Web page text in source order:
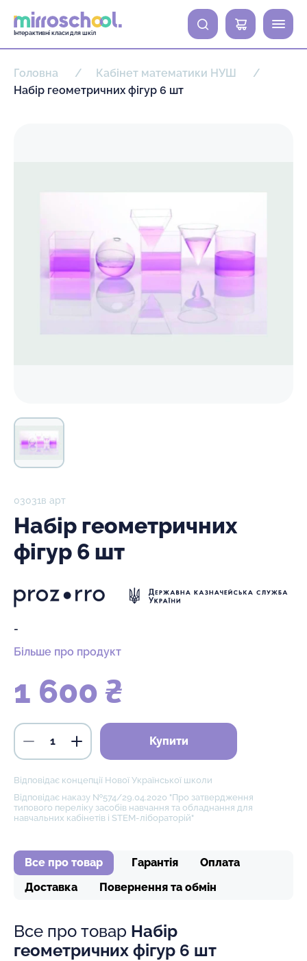
Інтерактивні класи для шкіл
0
Головна
Кабінет математики НУШ
Набір геометричних фігур 6 шт
03031в арт
Набір геометричних
фігур 6 шт
-
Більше про продукт
1 600 ₴
Купити
Відповідає концепції Нової Української школи
Відповідає наказу №574/29.04.2020 "Про затвердження
типового переліку засобів навчання та обладнання для
навчальних кабінетів і STEM-лібораторій"
Все про товар Гарантія
Оплата
Доставка
Повернення та обмін
Все про товар Набір
геометричних фігур 6 шт